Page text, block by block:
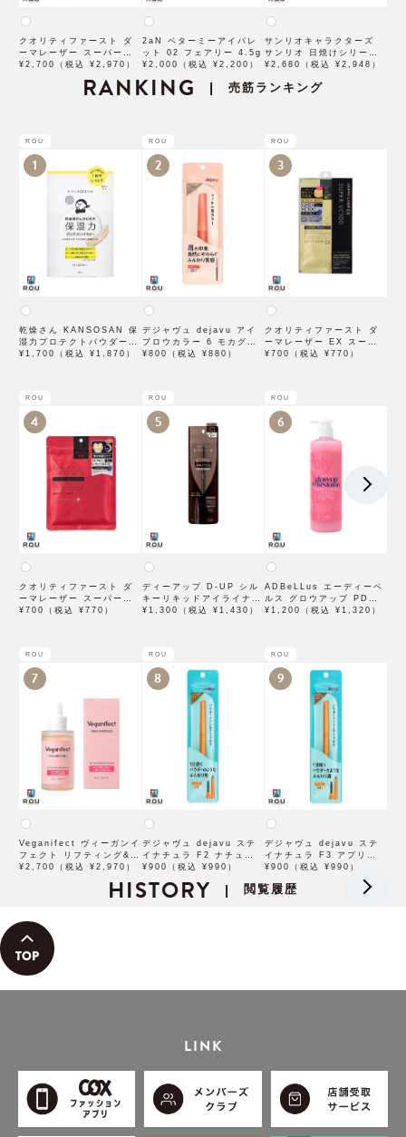
クオリティファースト ダ
ーマレーザー スーパーブ
ラックVC1ショット 28個
¥2,700（税込 ¥2,970）
2aN ベターミーアイパレ
ット 02 フェアリー 4.5g
¥2,000（税込 ¥2,200）
サンリオキャラクターズ
サンリオ 日焼けシリーズ
ぬいぐるみ シナモロール
¥2,680（税込 ¥2,948）
RANKING | 売筋ランキング
ROU
1
乾燥さん KANSOSAN 保
湿力プロテクトパウダー
10g【BCLカンパニー】
¥1,700（税込 ¥1,870）
ROU
2
デジャヴュ dejavu アイ
ブロウカラー 6 モカグレ
ージュ【アイブロウ】【イ
¥800（税込 ¥880）
ROU
3
クオリティファースト ダ
ーマレーザー EX スーパ
ー VC100 マスク 1枚入
¥700（税込 ¥770）
ROU
4
クオリティファースト ダ
ーマレーザー スーパーレ
チノール100マスク 7枚入
¥700（税込 ¥770）
ROU
5
ディーアップ D-UP シル
キーリキッドアイライナー
WP ブラウンブラック
¥1,300（税込 ¥1,430）
ROU
6
ADBeLLus エーディーベ
ルス グロウアップ PDRN
ローション 500mL
¥1,200（税込 ¥1,320）
ROU
7
Veganifect ヴィーガンイ
フェクト リフティング&バ
ランシング フィグチェス
¥2,700（税込 ¥2,970）
ROU
8
デジャヴュ dejavu ステ
イナチュラ F2 ナチュラル
ブラウン【アイブロウ】
¥900（税込 ¥990）
ROU
9
デジャヴュ dejavu ステ
イナチュラ F3 アプリコッ
トブラウン【アイブロウ】
¥900（税込 ¥990）
HISTORY | 閲覧履歴
LINK